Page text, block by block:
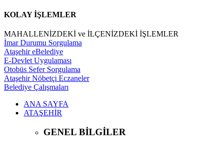
KOLAY İŞLEMLER
MAHALLENİZDEKİ ve İLÇENİZDEKİ İŞLEMLER
İmar Durumu Sorgulama
Ataşehir eBelediye
E-Devlet Uygulaması
Otobüs Sefer Sorgulama
Ataşehir Nöbetçi Eczaneler
Belediye Çalışmaları
ANA SAYFA
ATAŞEHİR
GENEL BİLGİLER